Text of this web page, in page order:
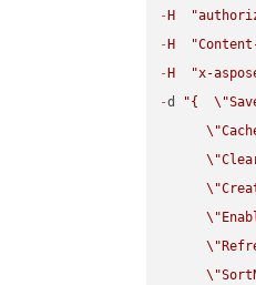
- H
- H
- H
"x-
-d "{ \"
\"
\"
\"
\"
\"
\"